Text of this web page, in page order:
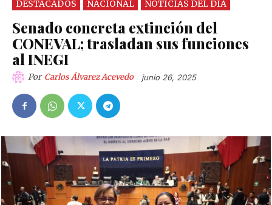
DESTACADOS NACIONAL NOTICIAS DEL DÍA
Senado concreta extinción del
CONEVAL; trasladan sus funciones
al INEGI
Por Carlos Álvarez Acevedo junio 26, 2025